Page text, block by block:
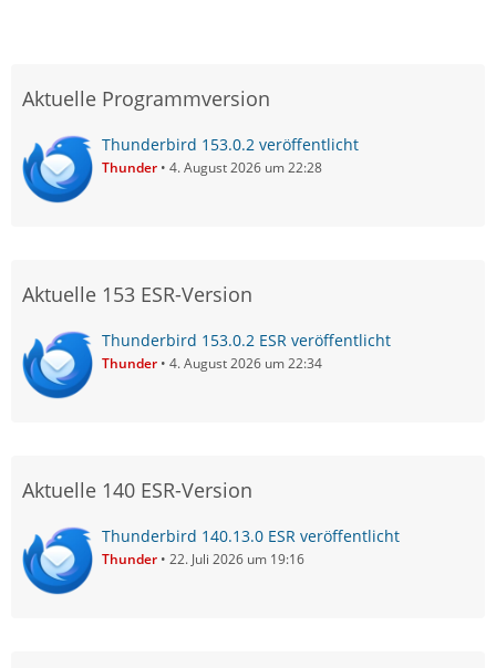
Aktuelle Programmversion
Thunderbird 153.0.2 veröffentlicht
Thunder 4. August 2026 um 22:28
Aktuelle 153 ESR-Version
Thunderbird 153.0.2 ESR veröffentlicht
Thunder 4. August 2026 um 22:34
Aktuelle 140 ESR-Version
Thunderbird 140.13.0 ESR veröffentlicht
Thunder 22. Juli 2026 um 19:16